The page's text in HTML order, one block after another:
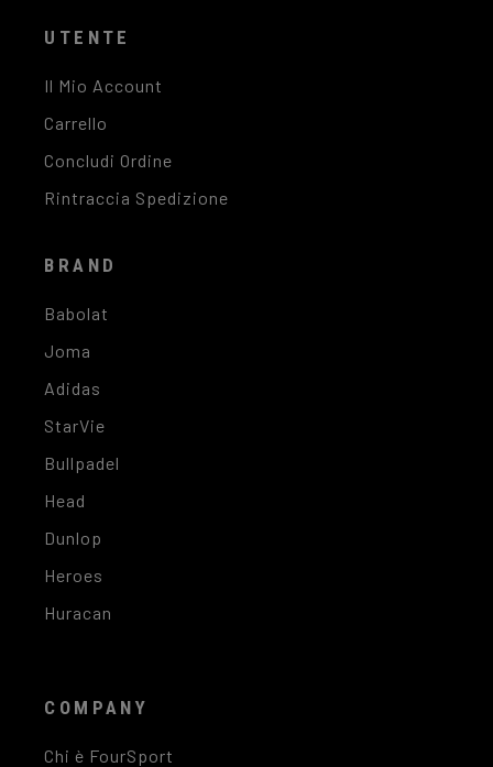
UTENTE
Il Mio Account
Carrello
Concludi Ordine
Rintraccia Spedizione
BRAND
Babolat
Joma
Adidas
StarVie
Bullpadel
Head
Dunlop
Heroes
Huracan
COMPANY
Chi è FourSport